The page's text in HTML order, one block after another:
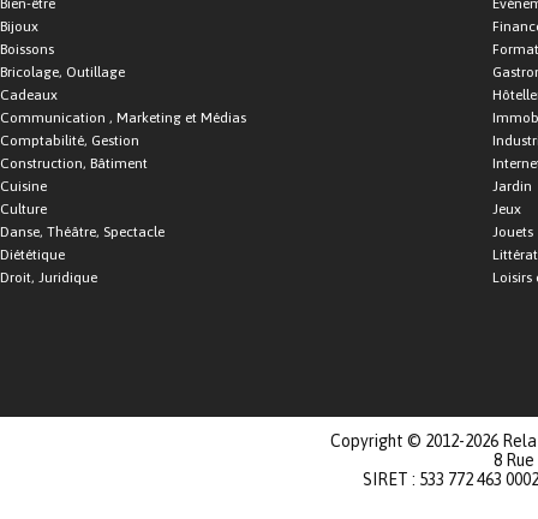
Bijoux
Boissons
Bricolage, Outillage
Cadeaux
Communication , Marketing et Médias
Comptabilité, Gestion
Construction, Bâtiment
Cuisine
Culture
Danse, Théâtre, Spectacle
Diététique
Droit, Juridique
Jardin
Jeux
Jouets
Loisirs
Copyright © 2012-2026
8
SIRET : 533 772 463